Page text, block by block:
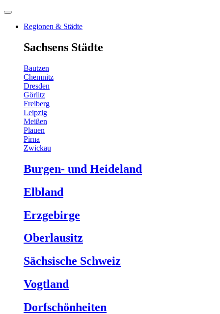
Regionen & Städte
Sachsens Städte
Bautzen
Chemnitz
Dresden
Görlitz
Freiberg
Leipzig
Meißen
Plauen
Pirna
Zwickau
Burgen- und Heideland
Elbland
Erzgebirge
Oberlausitz
Sächsische Schweiz
Vogtland
Dorfschönheiten